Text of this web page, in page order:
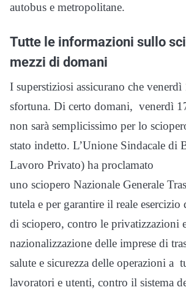
autobus e metropolitane.
Tutte le informazioni sullo
mezzi di domani
I superstiziosi assicurano che
sfortuna. Di certo domani, venerdì
non sarà semplicissimo per lo
stato indetto. L’Unione Sindacale di
Lavoro Privato) ha proclamato
uno sciopero Nazionale Generale
tutela e per garantire il reale
di sciopero, contro le privatizzazioni
nazionalizzazione delle imprese di
salute e sicurezza delle operazioni a
lavoratori e utenti, contro il sistema